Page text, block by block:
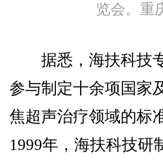
览会。重
据悉，海扶科技专
参与制定十余项国家
焦超声治疗领域的标
1999年，海扶科技研